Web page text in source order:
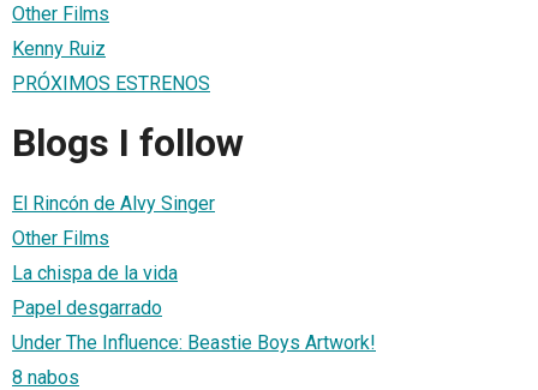
Other Films
Kenny Ruiz
PRÓXIMOS ESTRENOS
Blogs I follow
El Rincón de Alvy Singer
Other Films
La chispa de la vida
Papel desgarrado
Under The Influence: Beastie Boys Artwork!
8 nabos